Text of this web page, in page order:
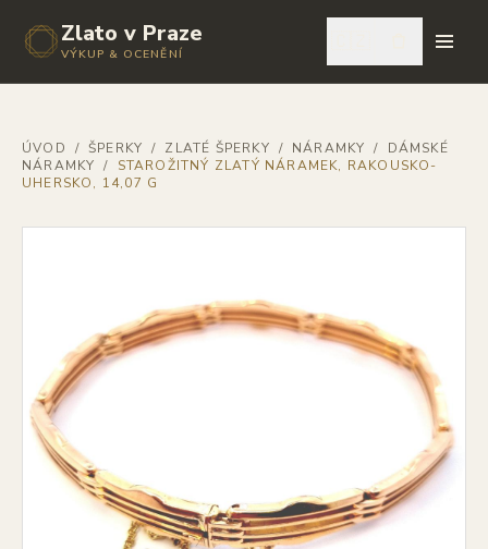
Zlato v Praze
VÝKUP & OCENĚNÍ
ÚVOD / ŠPERKY / ZLATÉ ŠPERKY / NÁRAMKY /
DÁMSKÉ
NÁRAMKY /
STAROŽITNÝ ZLATÝ NÁRAMEK, RAKOUSKO-
UHERSKO, 14,07 G